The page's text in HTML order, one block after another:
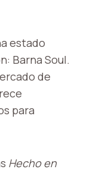
estado
Barna Soul.
de
para
Hecho en